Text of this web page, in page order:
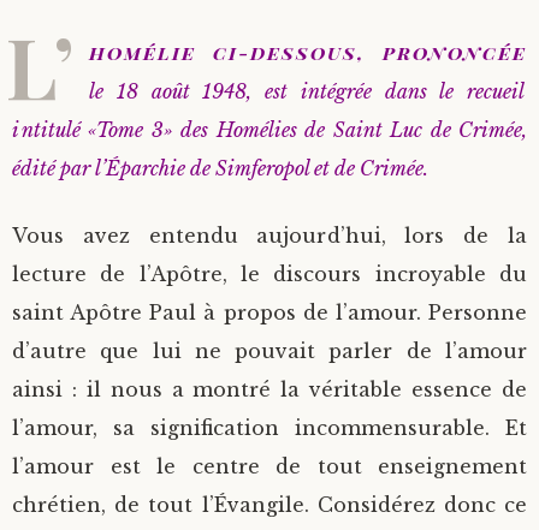
L’ homélie ci-dessous, prononcée
le 18 août 1948, est intégrée dans le recueil
intitulé «Tome 3» des Homélies de Saint Luc de Crimée,
édité par l’Éparchie de Simferopol et de Crimée.
Vous avez entendu aujourd’hui, lors de la
lecture de l’Apôtre, le discours incroyable du
saint Apôtre Paul à propos de l’amour. Personne
d’autre que lui ne pouvait parler de l’amour
ainsi : il nous a montré la véritable essence de
l’amour, sa signification incommensurable. Et
l’amour est le centre de tout enseignement
chrétien, de tout l’Évangile. Considérez donc ce